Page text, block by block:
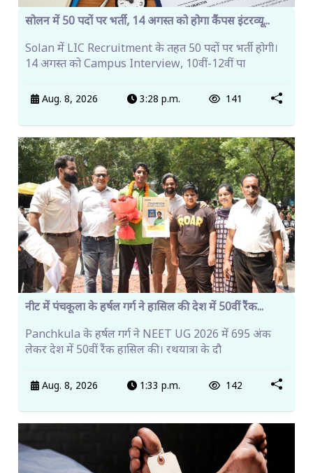
सोलन में 50 पदों पर भर्ती, 14 अगस्त को होगा कैंपस इंटरव्यू...
Solan में LIC Recruitment के तहत 50 पदों पर भर्ती होगी।
14 अगस्त को Campus Interview, 10वीं-12वीं पा
Aug. 8, 2026 3:28 p.m. 141
नीट में पंचकूला के हर्षल गर्ग ने हासिल की देश में 50वीं रैंक...
Panchkula के हर्षल गर्ग ने NEET UG 2026 में 695 अंक
लेकर देश में 50वीं रैंक हासिल की। रथयात्रा के दौ
Aug. 8, 2026 1:33 p.m. 142